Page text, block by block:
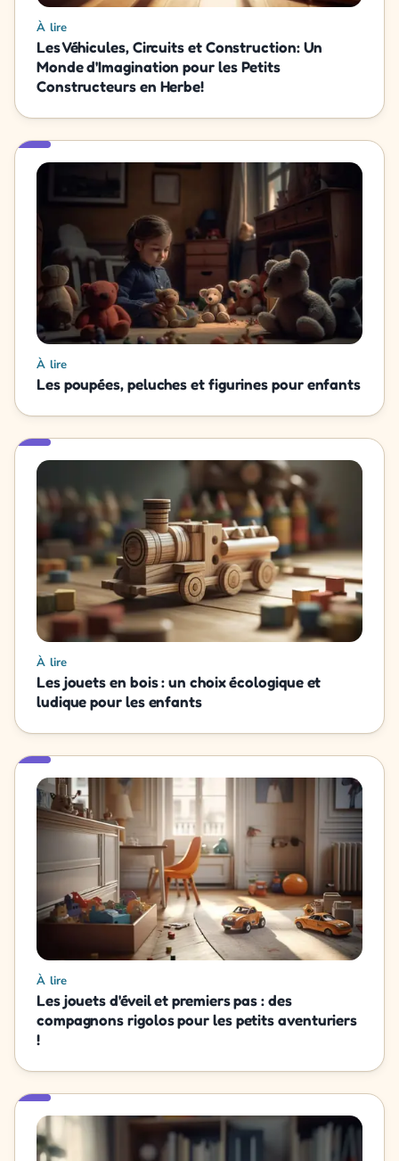
À lire
Les Véhicules, Circuits et Construction: Un
Monde d'Imagination pour les Petits
Constructeurs en Herbe!
À lire
Les poupées, peluches et figurines pour enfants
À lire
Les jouets en bois : un choix écologique et
ludique pour les enfants
À lire
Les jouets d'éveil et premiers pas : des
compagnons rigolos pour les petits aventuriers
!